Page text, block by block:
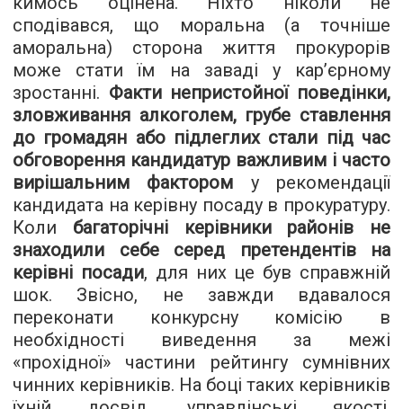
сподівався, що моральна (а точніше
аморальна) сторона життя прокурорів
може стати їм на заваді у кар’єрному
зростанні. Факти непристойної поведінки,
зловживання алкоголем, грубе ставлення
до громадян або підлеглих стали під час
обговорення кандидатур важливим і часто
вирішальним фактором у рекомендації
кандидата на керівну посаду в прокуратуру.
Коли багаторічні керівники районів не
знаходили себе серед претендентів на
керівні посади, для них це був справжній
шок. Звісно, не завжди вдавалося
переконати конкурсну комісію в
необхідності виведення за межі
«прохідної» частини рейтингу сумнівних
чинних керівників. На боці таких керівників